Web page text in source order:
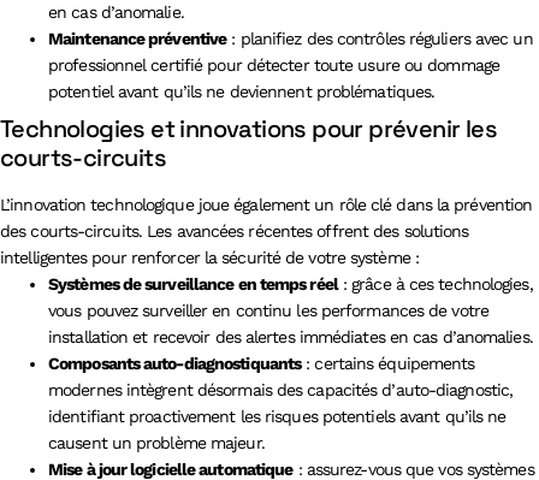
en cas d’anomalie.
Maintenance préventive: planifiez des contrôles réguliers avec un
professionnel certifié pour détecter toute usure ou dommage
potentiel avant qu’ils ne deviennent problématiques.
Technologies et innovations pour prévenir les
courts-circuits
L’innovation technologique joue également un rôle clé dans la prévention
des courts-circuits. Les avancées récentes offrent des solutions
intelligentes pour renforcer la sécurité de votre système :
Systèmes de surveillance en temps réel: grâce à ces technologies,
vous pouvez surveiller en continu les performances de votre
installation et recevoir des alertes immédiates en cas d’anomalies.
Composants auto-diagnostiquants: certains équipements
modernes intègrent désormais des capacités d’auto-diagnostic,
identifiant proactivement les risques potentiels avant qu’ils ne
causent un problème majeur.
Mise à jour logicielle automatique: assurez-vous que vos systèmes